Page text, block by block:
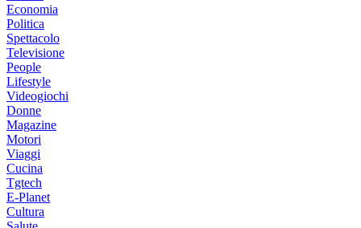
Economia
Politica
Spettacolo
Televisione
People
Lifestyle
Videogiochi
Donne
Magazine
Motori
Viaggi
Cucina
Tgtech
E-Planet
Cultura